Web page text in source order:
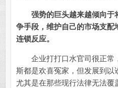
强势的巨头越来越倾向于
争手段，维护自己的市场支配
连锁反应。
企业打打口水官司很正常
斯都是欢喜冤家，但发展到以
尤其是在那些现行法律无法覆